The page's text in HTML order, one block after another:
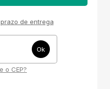
de entrega
o CEP?